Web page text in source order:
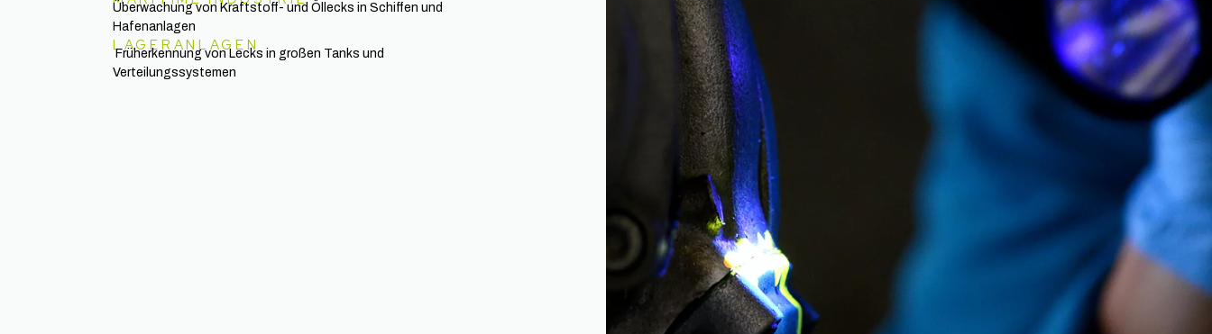
Überwachung von Kraftstoff- und Öllecks in Schiffen und
Hafenanlagen
LAGERANLAGEN
Früherkennung von Lecks in großen Tanks und
Verteilungssystemen